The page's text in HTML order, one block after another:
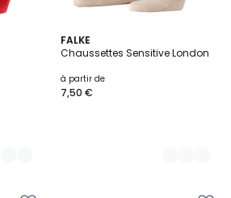
FALKE
Chaussettes Sensitive London
à partir de
7,50 €
10
Couleurs